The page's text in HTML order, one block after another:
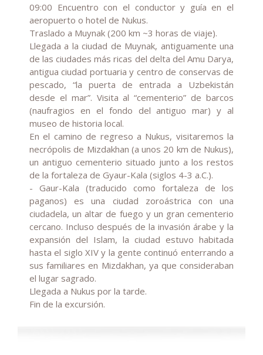
09:00 Encuentro con el conductor y guía en el
aeropuerto o hotel de Nukus.
Traslado a Muynak (200 km ~3 horas de viaje).
Llegada a la ciudad de Muynak, antiguamente una
de las ciudades más ricas del delta del Amu Darya,
antigua ciudad portuaria y centro de conservas de
pescado, “la puerta de entrada a Uzbekistán
desde el mar”. Visita al “cementerio” de barcos
(naufragios en el fondo del antiguo mar) y al
museo de historia local.
En el camino de regreso a Nukus, visitaremos la
necrópolis de Mizdakhan (a unos 20 km de Nukus),
un antiguo cementerio situado junto a los restos
de la fortaleza de Gyaur-Kala (siglos 4-3 a.C.).
- Gaur-Kala (traducido como fortaleza de los
paganos) es una ciudad zoroástrica con una
ciudadela, un altar de fuego y un gran cementerio
cercano. Incluso después de la invasión árabe y la
expansión del Islam, la ciudad estuvo habitada
hasta el siglo XIV y la gente continuó enterrando a
sus familiares en Mizdakhan, ya que consideraban
el lugar sagrado.
Llegada a Nukus por la tarde.
Fin de la excursión.